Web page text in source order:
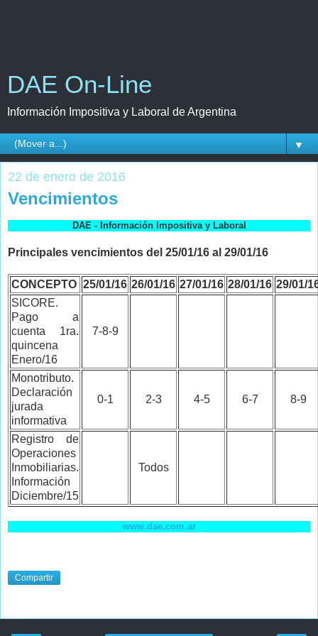
DAE On-Line
Información Impositiva y Laboral de Argentina
▼
22 de enero de 2016
Vencimientos
DAE - Información Impositiva y Laboral
Principales vencimientos del 25/01/16 al 29/01/16
CONCEPTO 25/01/16 26/01/16 27/01/16 28/01/16 29/01/
SICORE.
Pago a
cuenta 1ra.
quincena
Enero/16
7-8-9
Monotributo.
Declaración
jurada
informativa
0-1 2-3 4-5 6-7 8-9
Registro de
Operaciones
Inmobiliarias.
Información
Diciembre/15
Todos
www.dae.com.ar
Compartir